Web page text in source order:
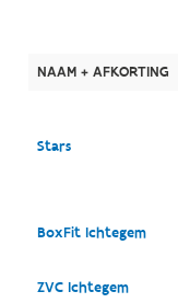
NAAM + AFKORTING
Stars
BoxFit Ichtegem
ZVC Ichtegem